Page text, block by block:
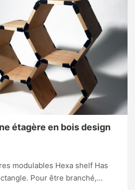
étagère en bois design
modulables Hexa shelf Has
Pour être branché,…